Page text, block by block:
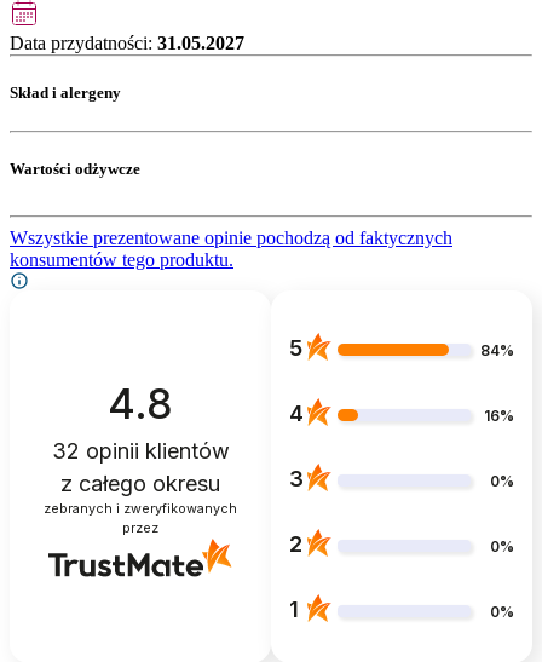
Data przydatności: 31.05.2027
Skład i alergeny
Wartości odżywcze
Wszystkie prezentowane opinie pochodzą od faktycznych
konsumentów tego produktu.
4.8
32 opinii klientów
z całego okresu
zebranych i zweryfikowanych
przez
5 84%
4 16%
3 0%
2 0%
1 0%